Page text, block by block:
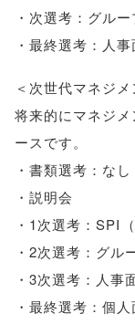
・次選考：グル
・最終選考：人
＜次世代マネジ
将来的にマネジ
ースです。
・書類選考：なし
・説明会
・1次選考：SPI
・2次選考：グル
・3次選考：人事
・最終選考：個